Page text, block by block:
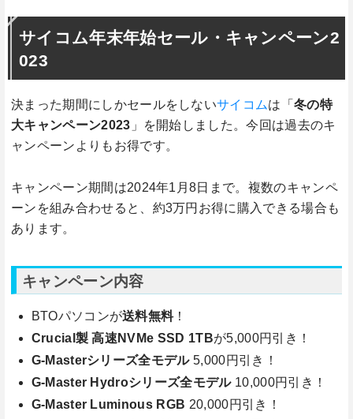
サイコム年末年始セール・キャンペーン2
023
決まった期間にしかセールをしないサイコムは「冬の特
大キャンペーン2023 」を開始しました。今回は過去のキ
ャンペーンよりもお得です。
キャンペーン期間は2024年1月8日まで。複数のキャンペ
ーンを組み合わせると、約3万円お得に購入できる場合も
あります。
キャンペーン内容
BTOパソコンが送料無料！
Crucial製 高速NVMe SSD 1TBが5,000円引き！
G-Masterシリーズ全モデル5,000円引き！
G-Master Hydroシリーズ全モデル10,000円引き！
G-Master Luminous RGB 20,000円引き！